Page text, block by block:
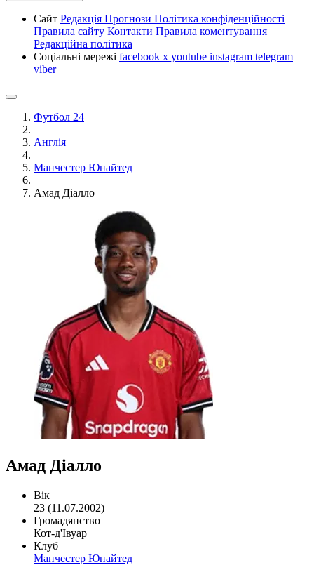
Сайт Редакція Прогнози Політика конфіденційності
Правила сайту Контакти Правила коментування
Редакційна політика
Соціальні мережі facebook x youtube instagram telegram
viber
Футбол 24
Англія
Манчестер Юнайтед
Амад Діалло
Амад Діалло
Вік
23 (11.07.2002)
Громадянство
Кот-д'Івуар
Клуб
Манчестер Юнайтед